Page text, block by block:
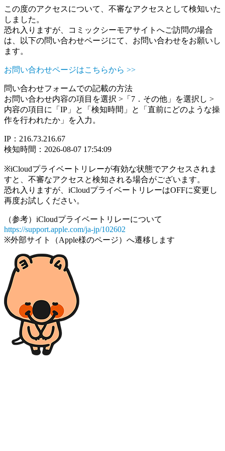
この度のアクセスについて、不審なアクセスとして検知いた
しました。
恐れ入りますが、コミックシーモアサイトへご訪問の場合
は、以下の問い合わせページにて、お問い合わせをお願いし
ます。
お問い合わせページはこちらから >>
問い合わせフォームでの記載の方法
お問い合わせ内容の項目を選択 >「7．その他」を選択し >
内容の項目に「IP」と「検知時間」と「直前にどのような操
作を行われたか」を入力。
IP：216.73.216.67
検知時間：2026-08-07 17:54:09
※iCloudプライベートリレーが有効な状態でアクセスされま
すと、不審なアクセスと検知される場合がございます。
恐れ入りますが、iCloudプライベートリレーはOFFに変更し
再度お試しください。
（参考）iCloudプライベートリレーについて
https://support.apple.com/ja-jp/102602
※外部サイト（Apple様のページ）へ遷移します